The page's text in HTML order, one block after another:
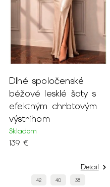
Dlhé spoločenské
béžové lesklé šaty s
efektným chrbtovým
výstrihom
Skladom
139 €
Detail
42 40 38